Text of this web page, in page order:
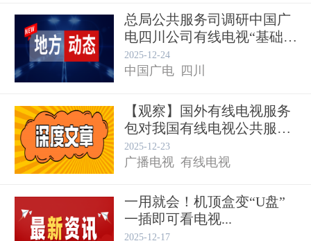
总局公共服务司调研中国广
电四川公司有线电视“基础
包”...
2025-12-24
中国广电 四川
国家广播电视总局
【观察】国外有线电视服务
包对我国有线电视公共服务
的启...
2025-12-23
广播电视 有线电视
一用就会！机顶盒变“U盘”
一插即可看电视...
2025-12-17